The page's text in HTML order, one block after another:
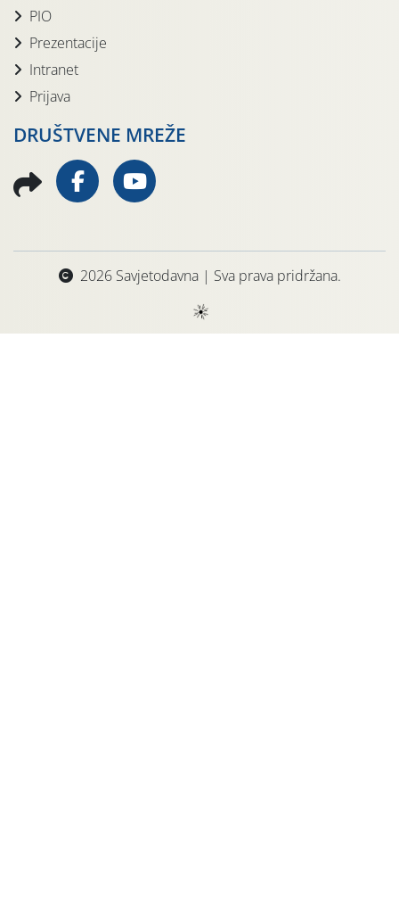
PIO
Prezentacije
Intranet
Prijava
DRUŠTVENE MREŽE
2026 Savjetodavna | Sva prava pridržana.